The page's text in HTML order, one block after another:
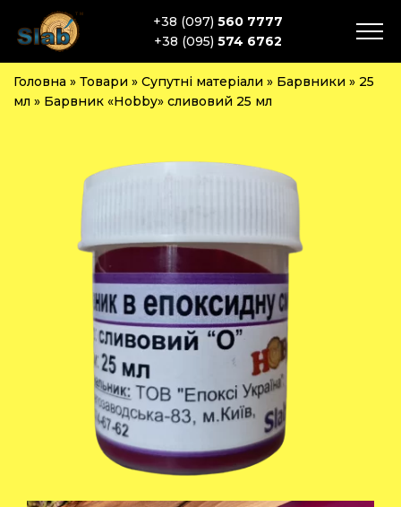
+38 (097) 560 7777
+38 (095) 574 6762
Головна » Товари » Супутні матеріали » Барвники » 25
мл » Барвник «Hobby» сливовий 25 мл